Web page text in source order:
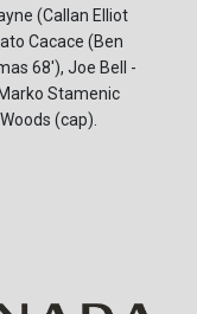
(Callan Elliot
Cacace (Ben
68'), Joe Bell -
Stamenic
(cap).